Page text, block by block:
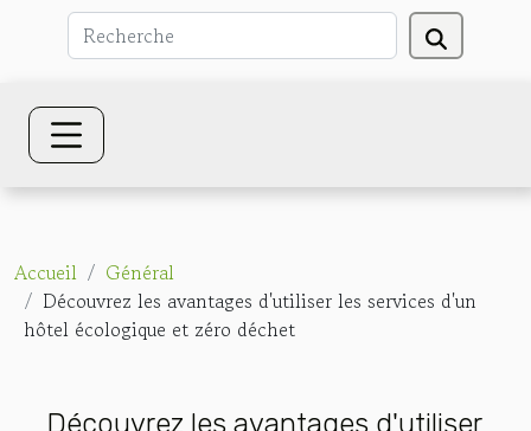
Accueil
Général
Découvrez les avantages d'utiliser les services d'un
hôtel écologique et zéro déchet
Découvrez les avantages d'utiliser